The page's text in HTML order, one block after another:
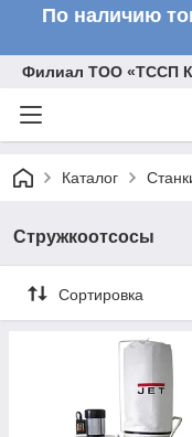
По наличию
Филиал ТОО «ТССП
Каталог
Стружкоотсосы
Сортировка